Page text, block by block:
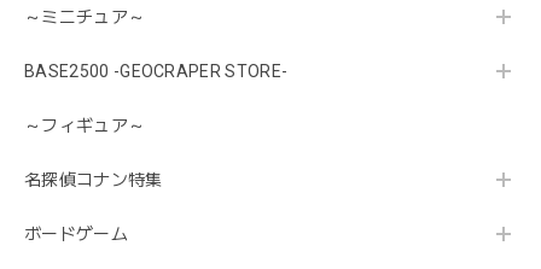
～ミニチュア～
BASE2500 -GEOCRAPER STORE-
～フィギュア～
名探偵コナン特集
ボードゲーム